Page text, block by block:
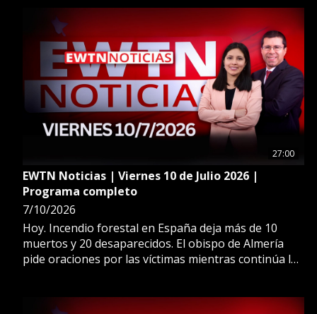
fraternidad.
27:00
EWTN Noticias | Viernes 10 de Julio 2026 |
Programa completo
7/10/2026
Hoy. Incendio forestal en España deja más de 10
muertos y 20 desaparecidos. El obispo de Almería
pide oraciones por las víctimas mientras continúa la
Eterno en Brasil. Más en EWTN Noticias.